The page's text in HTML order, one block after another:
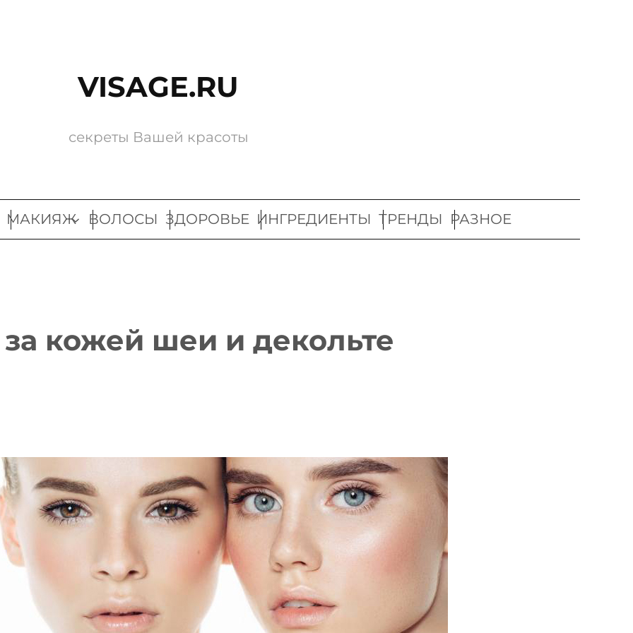
VISAGE.RU
секреты Вашей красоты
МАКИЯЖ ВОЛОСЫ ЗДОРОВЬЕ ИНГРЕДИЕНТЫ ТРЕНДЫ РАЗНОЕ
кожей шеи и декольте